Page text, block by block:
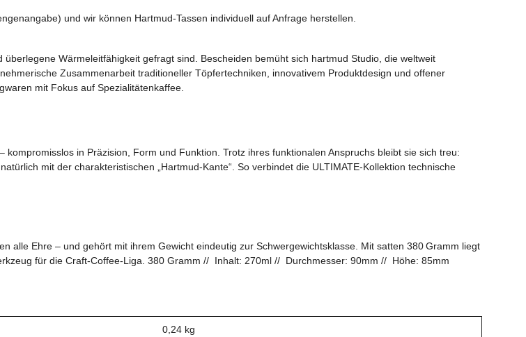
und wir können Hartmud-Tassen individuell auf Anfrage herstellen.
Wärmeleitfähigkeit gefragt sind. Bescheiden bemüht sich hartmud Studio, die weltweit
Zusammenarbeit traditioneller Töpfertechniken, innovativem Produktdesign und offener
mit Fokus auf Spezialitätenkaffee.
in Präzision, Form und Funktion. Trotz ihres funktionalen Anspruchs bleibt sie sich treu:
mit der charakteristischen „Hartmud-Kante“. So verbindet die ULTIMATE-Kollektion technische
alle Ehre – und gehört mit ihrem Gewicht eindeutig zur Schwergewichtsklasse. Mit satten 380 Gramm liegt
für die Craft-Coffee-Liga. 380 Gramm // Inhalt: 270ml // Durchmesser: 90mm // Höhe: 85mm
0,24 kg